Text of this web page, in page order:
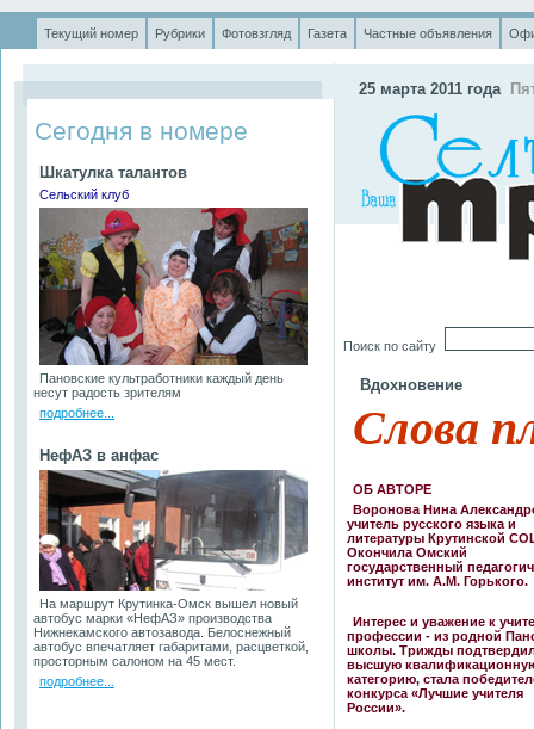
Текущий номер Рубрики Фотовзгляд Газета Частные объявления
Сегодня в номере
Шкатулка талантов
Сельский клуб
Пановские культработники каждый день
несут радость зрителям
подробнее...
НефАЗ в анфас
На маршрут Крутинка-Омск вышел новый
автобус марки «НефАЗ» производства
Нижнекамского автозавода. Белоснежный
автобус впечатляет габаритами, расцветкой,
просторным салоном на 45 мест.
подробнее...
25 марта 2011 года
Поиск по сайту
Вдохновение
Слова
ОБ АВТОРЕ
Воронова Нина
учитель русского языка и
литературы Крутинской
Окончила Омский
государственный
институт им. А.М. Горького.
Интерес и уважение к
профессии - из родной
школы. Трижды
высшую
категорию, стала
конкурса «Лучшие учителя
России».